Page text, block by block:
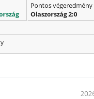
Pontos végeredmény
Olaszország 2:0